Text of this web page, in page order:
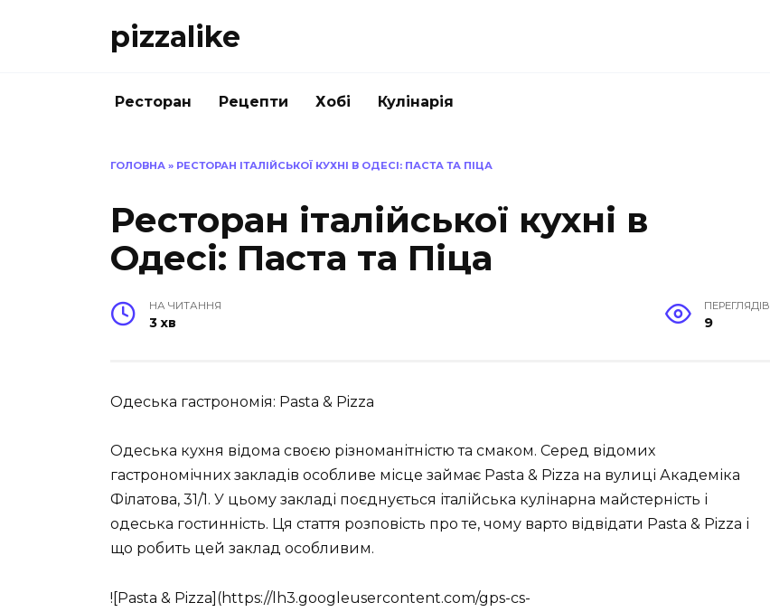
pizzalike
Ресторан Рецепти Хобі Кулінарія
ГОЛОВНА » РЕСТОРАН ІТАЛІЙСЬКОЇ КУХНІ В ОДЕСІ: ПАСТА ТА ПІЦА
Ресторан італійської кухні в
Одесі: Паста та Піца
НА ЧИТАННЯ
3 хв
ПЕРЕГЛЯДІВ
9
Одеська гастрономія: Pasta & Pizza
Одеська кухня відома своєю різноманітністю та смаком. Серед відомих
гастрономічних закладів особливе місце займає Pasta & Pizza на вулиці Академіка
Філатова, 31/1. У цьому закладі поєднується італійська кулінарна майстерність і
одеська гостинність. Ця стаття розповість про те, чому варто відвідати Pasta & Pizza і
що робить цей заклад особливим.
![Pasta & Pizza](https://lh3.googleusercontent.com/gps-cs-